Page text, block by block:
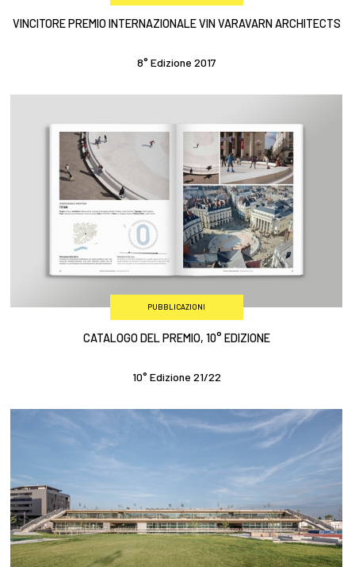
VINCITORE PREMIO INTERNAZIONALE VIN VARAVARN ARCHITECTS
8° Edizione 2017
PUBBLICAZIONI
CATALOGO DEL PREMIO, 10° EDIZIONE
10° Edizione 21/22